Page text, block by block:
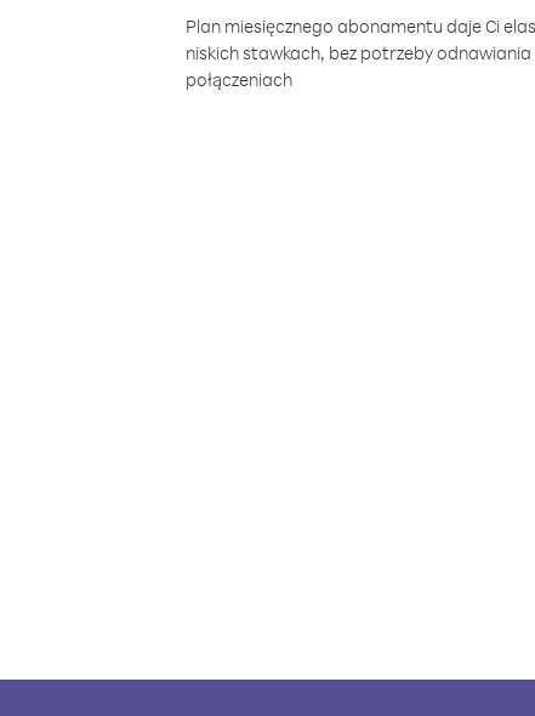
Plan miesięcznego abonamentu daje Ci
niskich stawkach, bez potrzeby
połączeniach